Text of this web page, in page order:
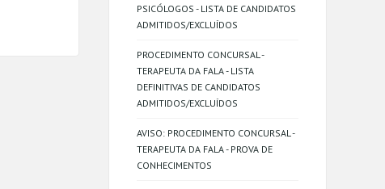
PSICÓLOGOS - LISTA DE CANDIDATOS
ADMITIDOS/EXCLUÍDOS
PROCEDIMENTO CONCURSAL -
TERAPEUTA DA FALA - LISTA
DEFINITIVAS DE CANDIDATOS
ADMITIDOS/EXCLUÍDOS
AVISO: PROCEDIMENTO CONCURSAL -
TERAPEUTA DA FALA - PROVA DE
CONHECIMENTOS